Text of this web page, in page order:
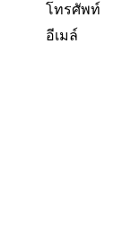
โทรศัพท์
อีเมล์